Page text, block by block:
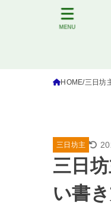
MENU
HOME 三日坊
三日坊主
三日
い書